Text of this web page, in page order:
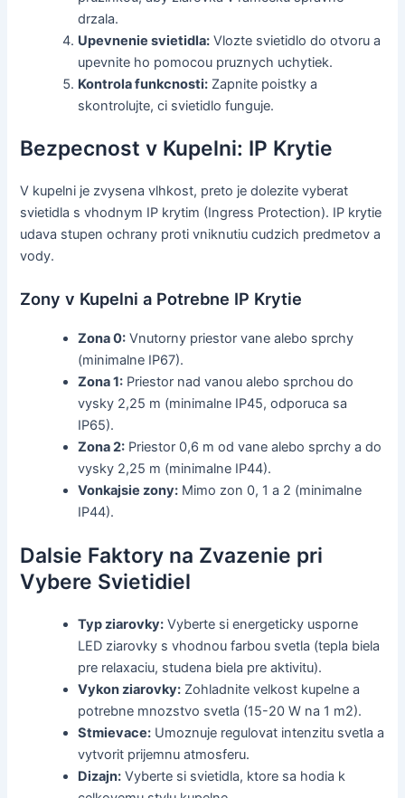
drzala.
Upevnenie svietidla: Vlozte svietidlo do otvoru a
upevnite ho pomocou pruznych uchytiek.
Kontrola funkcnosti: Zapnite poistky a
skontrolujte, ci svietidlo funguje.
Bezpecnost v Kupelni: IP Krytie
V kupelni je zvysena vlhkost, preto je dolezite vyberat
svietidla s vhodnym IP krytim (Ingress Protection). IP krytie
udava stupen ochrany proti vniknutiu cudzich predmetov a
vody.
Zony v Kupelni a Potrebne IP Krytie
Zona 0: Vnutorny priestor vane alebo sprchy
(minimalne IP67).
Zona 1: Priestor nad vanou alebo sprchou do
vysky 2,25 m (minimalne IP45, odporuca sa
IP65).
Zona 2: Priestor 0,6 m od vane alebo sprchy a do
vysky 2,25 m (minimalne IP44).
Vonkajsie zony: Mimo zon 0, 1 a 2 (minimalne
IP44).
Dalsie Faktory na Zvazenie pri
Vybere Svietidiel
Typ ziarovky: Vyberte si energeticky usporne
LED ziarovky s vhodnou farbou svetla (tepla biela
pre relaxaciu, studena biela pre aktivitu).
Vykon ziarovky: Zohladnite velkost kupelne a
potrebne mnozstvo svetla (15-20 W na 1 m2).
Stmievace: Umoznuje regulovat intenzitu svetla a
vytvorit prijemnu atmosferu.
Dizajn: Vyberte si svietidla, ktore sa hodia k